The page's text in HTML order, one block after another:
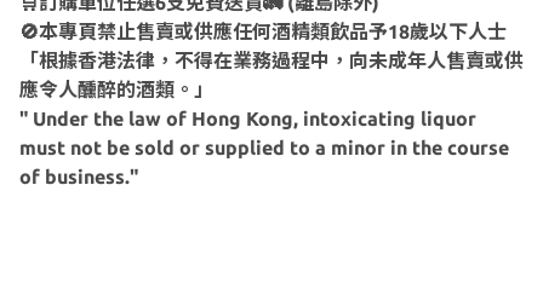
🚫本專頁禁止售賣或供應任何酒精類飲品予18歲以下人士
「根據香港法律，不得在業務過程中，向未成年人售賣或供
應令人醺醉的酒類。」
" Under the law of Hong Kong, intoxicating liquor
must not be sold or supplied to a minor in the course
of business."